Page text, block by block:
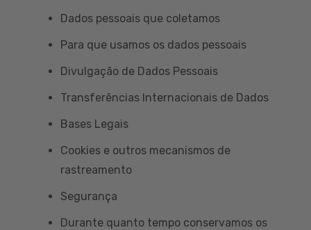
Dados pessoais que coletamos
Para que usamos os dados pessoais
Divulgação de Dados Pessoais
Transferências Internacionais de Dados
Bases Legais
Cookies e outros mecanismos de
rastreamento
Segurança
Durante quanto tempo conservamos os